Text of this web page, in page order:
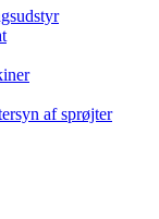
af sprøjter